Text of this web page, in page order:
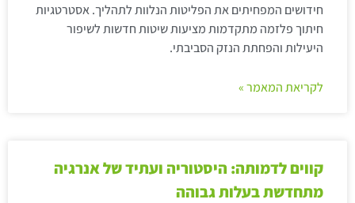
חידושים המפחיתים את הפליטות הנלוות לתהליך. אסטרטגיות
חיתוך פלזמה מתקדמות מציעות שיטות חדשות לשיפור
היעילות והפחתת הנזק הסביבתי.
לקריאת המאמר »
קווים לדמותה: היסטוריה ועתיד של אנרגיה
מתחדשת בעלות גבוהה